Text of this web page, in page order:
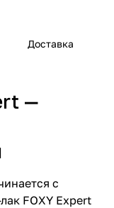
Доставка
—
с
FOXY Expert